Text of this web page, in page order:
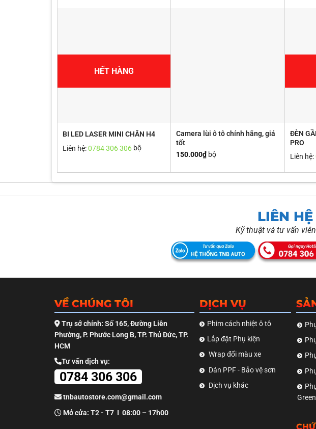
HẾT HÀNG
BI LED LASER MINI CHÂN H4
Liên hệ:0784 306 306bộ
Camera lùi ô tô chính hãng, giá
tốt
150.000₫bộ
ĐÈN
PRO
Liên hệ:
LIÊN
Kỹ thuật và tư vấn
VỀ CHÚNG TÔI
Trụ sở chính: Số 165, Đường Liên
Phường, P. Phước Long B, TP. Thủ Đức, TP.
HCM
Tư vấn dịch vụ:
0784 306 306
tnbautostore.com@gmail.com
Mở cửa: T2 - T7 I 08:00 – 17h00
DỊCH VỤ
Phim cách nhiệt ô tô
Lắp đặt Phụ kiện
Wrap đổi màu xe
Dán PPF - Bảo vệ sơn
Dịch vụ khác
Green